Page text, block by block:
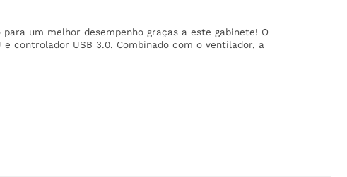
um melhor desempenho graças a este gabinete! O
controlador USB 3.0. Combinado com o ventilador, a